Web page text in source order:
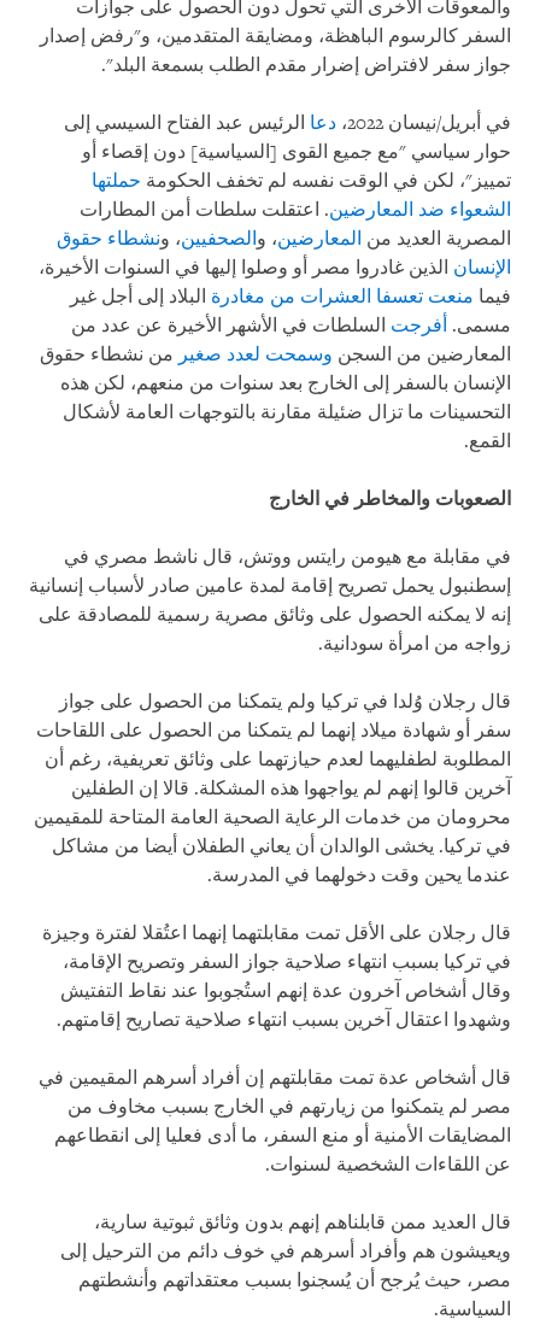
والمعوقات الأخرى التي تحول دون الحصول على جوازات
السفر كالرسوم الباهظة، ومضايقة المتقدمين، و"رفض إصدار
جواز سفر لافتراض إضرار مقدم الطلب بسمعة البلد".
في أبريل/نيسان 2022، دعا الرئيس عبد الفتاح السيسي إلى
حوار سياسي "مع جميع القوى [السياسية] دون إقصاء أو
تمييز"، لكن في الوقت نفسه لم تخفف الحكومة حملتها
الشعواء ضد المعارضين. اعتقلت سلطات أمن المطارات
المصرية العديد من المعارضين، والصحفيين، ونشطاء حقوق
الإنسان الذين غادروا مصر أو وصلوا إليها في السنوات الأخيرة،
فيما منعت تعسفا العشرات من مغادرة البلاد إلى أجل غير
مسمى. أفرجت السلطات في الأشهر الأخيرة عن عدد من
المعارضين من السجن وسمحت لعدد صغير من نشطاء حقوق
الإنسان بالسفر إلى الخارج بعد سنوات من منعهم، لكن هذه
التحسينات ما تزال ضئيلة مقارنة بالتوجهات العامة لأشكال
القمع.
الصعوبات والمخاطر في الخارج
في مقابلة مع هيومن رايتس ووتش، قال ناشط مصري في
إسطنبول يحمل تصريح إقامة لمدة عامين صادر لأسباب إنسانية
إنه لا يمكنه الحصول على وثائق مصرية رسمية للمصادقة على
زواجه من امرأة سودانية.
قال رجلان وُلدا في تركيا ولم يتمكنا من الحصول على جواز
سفر أو شهادة ميلاد إنهما لم يتمكنا من الحصول على اللقاحات
المطلوبة لطفليهما لعدم حيازتهما على وثائق تعريفية، رغم أن
آخرين قالوا إنهم لم يواجهوا هذه المشكلة. قالا إن الطفلين
محرومان من خدمات الرعاية الصحية العامة المتاحة للمقيمين
في تركيا. يخشى الوالدان أن يعاني الطفلان أيضا من مشاكل
عندما يحين وقت دخولهما في المدرسة.
قال رجلان على الأقل تمت مقابلتهما إنهما اعتُقلا لفترة وجيزة
في تركيا بسبب انتهاء صلاحية جواز السفر وتصريح الإقامة،
وقال أشخاص آخرون عدة إنهم استُجوبوا عند نقاط التفتيش
وشهدوا اعتقال آخرين بسبب انتهاء صلاحية تصاريح إقامتهم.
قال أشخاص عدة تمت مقابلتهم إن أفراد أسرهم المقيمين في
مصر لم يتمكنوا من زيارتهم في الخارج بسبب مخاوف من
المضايقات الأمنية أو منع السفر، ما أدى فعليا إلى انقطاعهم
عن اللقاءات الشخصية لسنوات.
قال العديد ممن قابلناهم إنهم بدون وثائق ثبوتية سارية،
ويعيشون هم وأفراد أسرهم في خوف دائم من الترحيل إلى
مصر، حيث يُرجح أن يُسجنوا بسبب معتقداتهم وأنشطتهم
السياسية.